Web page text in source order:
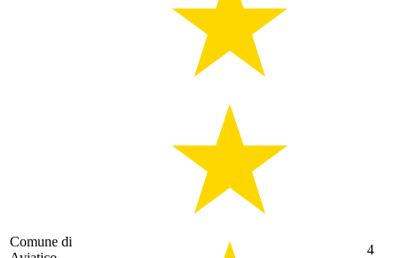
Comune di
4